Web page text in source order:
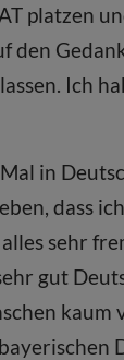
platzen
den
Ich
in
dass
sehr
gut
kaum